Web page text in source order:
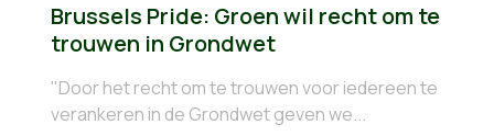
Brussels Pride: Groen wil recht om te
trouwen in Grondwet
"Door het recht om te trouwen voor iedereen te
verankeren in de Grondwet geven we...